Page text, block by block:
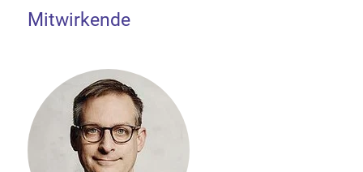
Mitwirkende